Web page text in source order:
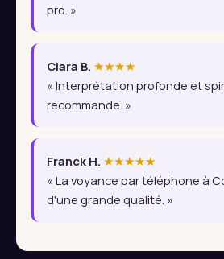
pro. »
Clara B. ★★★★
« Interprétation profonde et
recommande. »
Franck H. ★★★★★
« La voyance par téléphone à
d'une grande qualité. »